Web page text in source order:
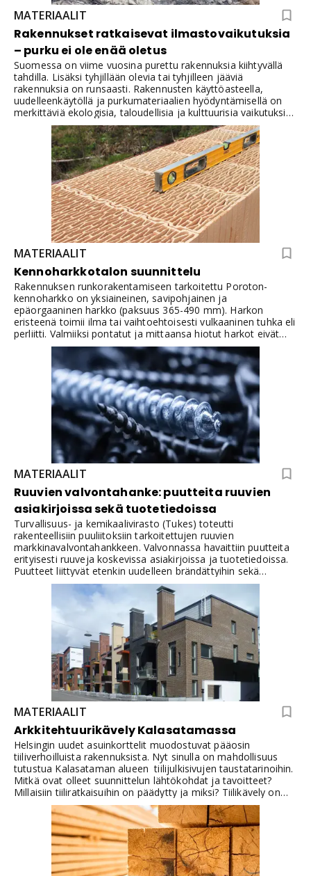
MATERIAALIT
Rakennukset ratkaisevat ilmastovaikutuksia
– purku ei ole enää oletus
Suomessa on viime vuosina purettu rakennuksia kiihtyvällä
tahdilla. Lisäksi tyhjillään olevia tai tyhjilleen jääviä
rakennuksia on runsaasti. Rakennusten käyttöasteella,
uudelleenkäytöllä ja purkumateriaalien hyödyntämisellä on
merkittäviä ekologisia, taloudellisia ja kulttuurisia vaikutuksia.
Tuore selvitys lisää tietoa erityisesti tyhjillään olevan ja
purettavan rakennuskannan ilmastovaikutuksista.
MATERIAALIT
Kennoharkkotalon suunnittelu
Rakennuksen runkorakentamiseen tarkoitettu Poroton-
kennoharkko on yksiaineinen, savipohjainen ja
epäorgaaninen harkko (paksuus 365-490 mm). Harkon
eristeenä toimii ilma tai vaihtoehtoisesti vulkaaninen tuhka eli
perliitti. Valmiiksi pontatut ja mittaansa hiotut harkot eivät
vaadi lisäeristekerroksia tai raudoittamista.Täystiilestä
rakennettu kennoharkkotalo on turvallinen ratkaisu:
massiivinen runko tarjoaa suojaa paitsi melulta ja
säänvaihtelulta, mutta pitää myös sisäilman miellyttävänä
asua ja olla. Henkilöt, jotka ovat altistuneet home- tai
kosteusongelmilla ovat löytäneet kennoharkoista ratkaisun
oman kodin rakentamiseen. Tiilestä ei erity sisäilmaan
tuoksuja eikä epäpuhtauksia ja kuuluukin näin materiaalina
sisäilmaluokituksen parhaimpaan M1-päästöluokkaan.
MATERIAALIT
Ruuvien valvontahanke: puutteita ruuvien
asiakirjoissa sekä tuotetiedoissa
Turvallisuus- ja kemikaalivirasto (Tukes) toteutti
rakenteellisiin puuliitoksiin tarkoitettujen ruuvien
markkinavalvontahankkeen. Valvonnassa havaittiin puutteita
erityisesti ruuveja koskevissa asiakirjoissa ja tuotetiedoissa.
Puutteet liittyvät etenkin uudelleen brändättyihin sekä
kilotavarana myytäviin tuotteisiin, joiden ominaisuuksista ei
aina ollut annettu riittävän selkeitä tai kattavia tietoja.Ruuvien
olennaiset ominaisuustiedot ovat keskeisiä turvallisen ja
oikean käytön kannalta. Esimerkiksi säärasitusluokan
puuttuminen vaikeuttaa arviointia siitä, soveltuuko ruuvi
ulkotiloihin tai kosteudelle alttiisiin puurakenteisiin.
MATERIAALIT
Arkkitehtuurikävely Kalasatamassa
Helsingin uudet asuinkorttelit muodostuvat pääosin
tiiliverhoilluista rakennuksista. Nyt sinulla on mahdollisuus
tutustua Kalasataman alueen tiilijulkisivujen taustatarinoihin.
Mitkä ovat olleet suunnittelun lähtökohdat ja tavoitteet?
Millaisiin tiiliratkaisuihin on päädytty ja miksi? Tiilikävely on
osa ArkMuoto 2026 -tapahtumaa.